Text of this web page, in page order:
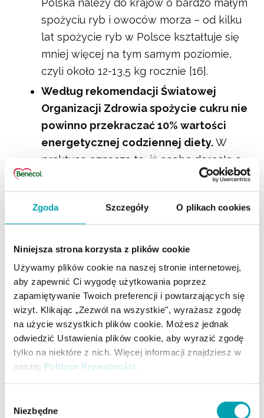
Zgoda Szczegóły O plikach cookies
Niniejsza strona korzysta z plików cookie
Używamy plików cookie na naszej stronie internetowej,
aby zapewnić Ci wygodę użytkowania poprzez
zapamiętywanie Twoich preferencji i powtarzających się
wizyt. Klikając „Zezwól na wszystkie", wyrażasz zgodę
na użycie wszystkich plików cookie. Możesz jednak
odwiedzić Ustawienia plików cookie, aby wyrazić zgodę
tylko na niektóre z nich. Więcej informacji znajdziesz w
naszej Polityce Prywatności .
zgody
Niezbędne
Polska należy do krajów o bardzo małym
spożyciu ryb i owoców morza – od kilku
lat spożycie ryb w Polsce kształtuje się
mniej więcej na tym samym poziomie,
czyli około 12-13,5 kg rocznie [16].
Według rekomendacji Światowej
Organizacji Zdrowia spożycie cukru nie
powinno przekraczać 10% wartości
energetycznej codziennej diety.W
praktyce oznacza to, iż osoba dorosła o
niskiej aktywności fizycznej nie powinna
spożywać więcej niż 56 g wolnych
cukrów (1 łyżeczka od herbaty to około 5
g), czyli pochodzących z cukiernicy,
dodawanych przez producenta oraz
cukrów naturalnych występujących w
miodzie, sokach owocowych i
koncentratach soków [10]. Wiąże się to
również z nadmiernym spożyciem kalorii,
a spożywanie zbyt dużej ilości kalorii
może prowadzić do zwiększenia masy
ciała i rozwoju otyłości – czynników
ryzyka choroby wieńcowej [15].
Spożywanie większej ilości produktów